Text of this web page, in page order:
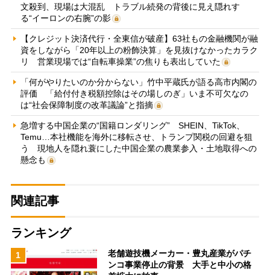
文殺到、現場は大混乱 トラブル続発の背後に見え隠れす
る“イーロンの右腕”の影
【クレジット決済代行・全東信が破産】63社もの金融機関が融
資をしながら「20年以上の粉飾決算」を見抜けなかったカラク
リ 営業現場では“自転車操業”の焦りも表出していた
「何がやりたいのか分からない」竹中平蔵氏が語る高市内閣の
評価 「給付付き税額控除はその場しのぎ」いま不可欠なの
は“社会保障制度の改革議論”と指摘
急増する中国企業の“国籍ロンダリング” SHEIN、TikTok、
Temu…本社機能を海外に移転させ、トランプ関税の回避を狙
う 現地人を隠れ蓑にした中国企業の農業参入・土地取得への
懸念も
関連記事
ランキング
1
老舗遊技機メーカー・豊丸産業がパチ
ンコ事業停止の背景 大手と中小の格